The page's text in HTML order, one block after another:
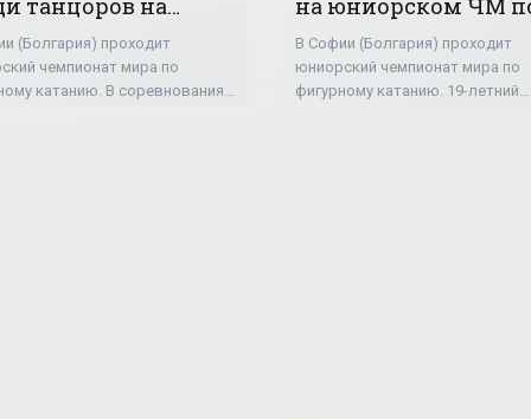
танцоров на
ЧМ по
катанию -
(Болгария) проходит
чемпионат мира по
катанию. В соревнованиях
на юниорском ЧМ
фигурному катанию -
«Коньки»
В Софии (Болгария) проходит
юниорский чемпионат мира по
фигурному катанию. 19-летний